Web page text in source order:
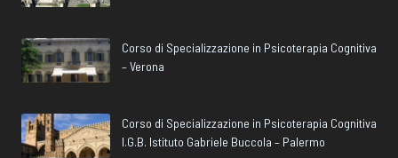
Corso di Specializzazione in Psicoterapia Cognitiva
– Verona
Corso di Specializzazione in Psicoterapia Cognitiva
I.G.B. Istituto Gabriele Buccola – Palermo